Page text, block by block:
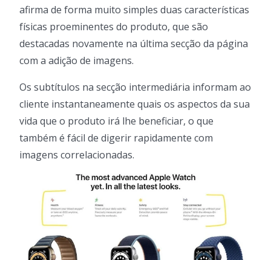
afirma de forma muito simples duas características
físicas proeminentes do produto, que são
destacadas novamente na última secção da página
com a adição de imagens.
Os subtítulos na secção intermediária informam ao
cliente instantaneamente quais os aspectos da sua
vida que o produto irá lhe beneficiar, o que
também é fácil de digerir rapidamente com
imagens correlacionadas.